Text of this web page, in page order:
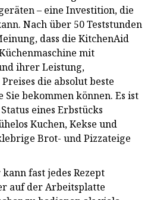
– eine Investition, die
Nach über 50 Teststunden
dass die KitchenAid
mit
ihrer Leistung,
die absolut beste
Sie bekommen können. Es ist
eines Erbstücks
Kuchen, Kekse und
Brot- und Pizzateige
fast jedes Rezept
auf der Arbeitsplatte